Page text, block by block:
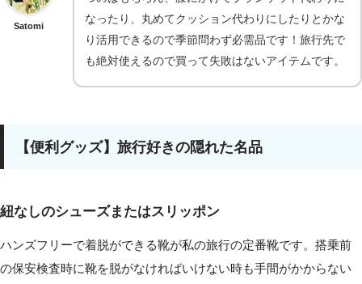
Satomi
なったり、丸めてクッション代わりにしたりとかな
り活用できるので季節問わず必需品です！旅行先で
も絶対使えるので買って失敗はないアイテムです。
【便利グッズ】旅行好きの隠れた名品
紐なしのシューズまたはスリッポン
ハンズフリーで着脱ができる靴が私の旅行の定番靴です。搭乗前
の保安検査時に靴を脱がなければいけない時も手間がかからない